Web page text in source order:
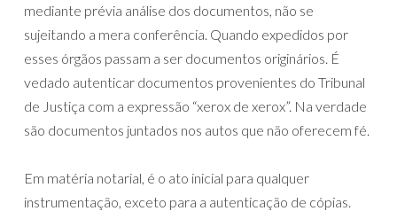
mediante prévia análise dos documentos, não se
sujeitando a mera conferência. Quando expedidos por
esses órgãos passam a ser documentos originários. É
vedado autenticar documentos provenientes do Tribunal
de Justiça com a expressão “xerox de xerox”. Na verdade
são documentos juntados nos autos que não oferecem fé.
Em matéria notarial, é o ato inicial para qualquer
instrumentação, exceto para a autenticação de cópias.